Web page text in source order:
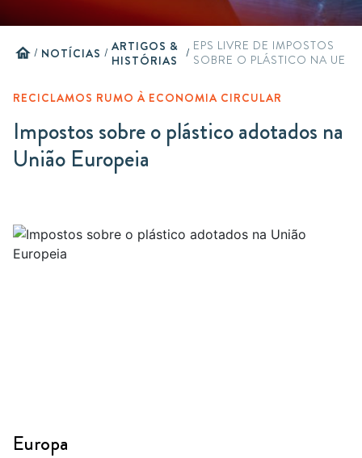
home / NOTÍCIAS / ARTIGOS &
HISTÓRIAS
/ EPS LIVRE DE IMPOSTOS
SOBRE O PLÁSTICO NA UE
RECICLAMOS RUMO À ECONOMIA CIRCULAR
Impostos sobre o plástico adotados na
União Europeia
Europa